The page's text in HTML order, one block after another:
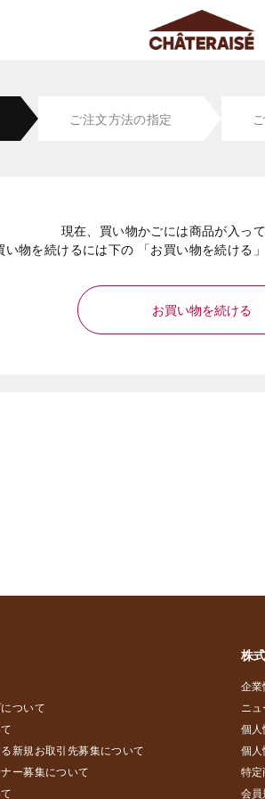
ご注文方法の指定
現在、買い物かごには商品が入って
い物を続けるには下の 「お買い物を続ける
ついて
新規お取引先募集について
ー募集について
株
企業
ニ
個
個
特
会